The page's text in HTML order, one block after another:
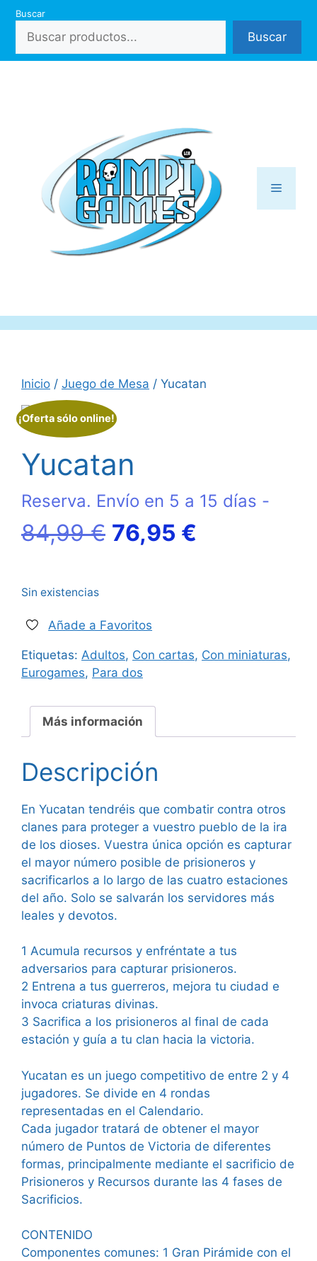
Saltar
contenido
Buscar
Buscar
Menú
Inicio / Juego de Mesa / Yucatan
¡Oferta sólo online!
Yucatan
Reserva. Envío en 5 a 15 días -
84,99€ El
era:
84,99 €.
76,95 €
76,95 €.
Sin existencias
Añade a Favoritos
Etiquetas: Adultos, Con cartas, Con miniaturas,
Eurogames, Para dos
Más información
Descripción
En Yucatan tendréis que combatir contra otros
clanes para proteger a vuestro pueblo de la ira
de los dioses. Vuestra única opción es capturar
el mayor número posible de prisioneros y
sacrificarlos a lo largo de las cuatro estaciones
del año. Solo se salvarán los servidores más
leales y devotos.
1 Acumula recursos y enfréntate a tus
adversarios para capturar prisioneros.
2 Entrena a tus guerreros, mejora tu ciudad e
invoca criaturas divinas.
3 Sacrifica a los prisioneros al final de cada
estación y guía a tu clan hacia la victoria.
Yucatan es un juego competitivo de entre 2 y 4
jugadores. Se divide en 4 rondas
representadas en el Calendario.
Cada jugador tratará de obtener el mayor
número de Puntos de Victoria de diferentes
formas, principalmente mediante el sacrificio de
Prisioneros y Recursos durante las 4 fases de
Sacrificios.
CONTENIDO
Componentes comunes: 1 Gran Pirámide con el